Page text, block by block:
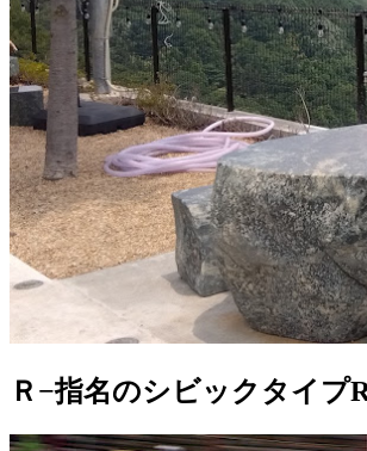
Ｒ−指名のシビックタイプ